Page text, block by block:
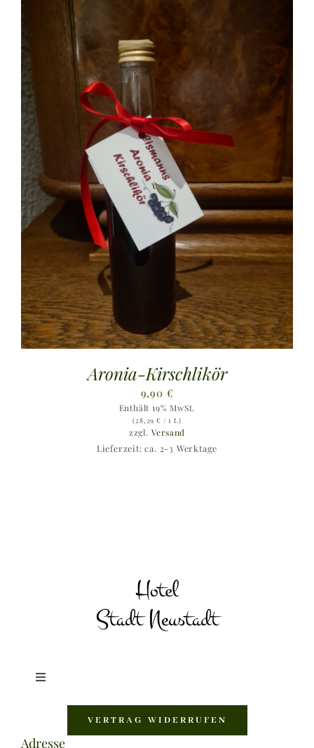
Aronia-Kirschlikör
9,90 €
Enthält 19% MwSt.
(28,29€ / 1 L)
zzgl. Versand
Lieferzeit: ca. 2-3 Werktage
Toggle
VERTRAG WIDERRUFEN
Adresse